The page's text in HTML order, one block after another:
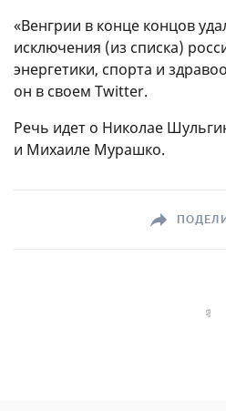
«Венгрии в конце концов
исключения (из списка)
энергетики, спорта и
он в своем Twitter.
Речь идет о Николае
и Михаиле Мурашко.